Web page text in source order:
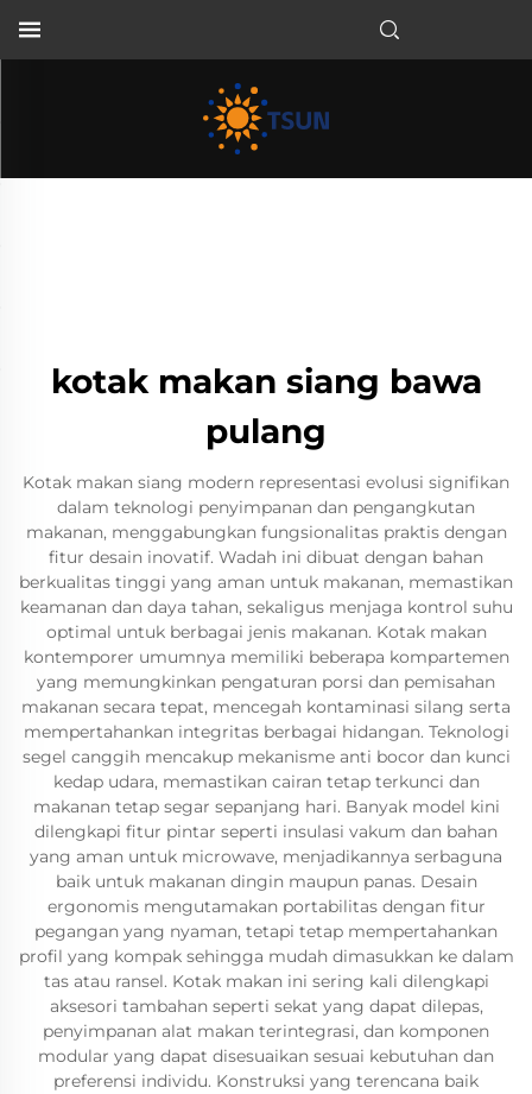
kotak makan siang bawa
pulang
Kotak makan siang modern representasi evolusi signifikan
dalam teknologi penyimpanan dan pengangkutan
makanan, menggabungkan fungsionalitas praktis dengan
fitur desain inovatif. Wadah ini dibuat dengan bahan
berkualitas tinggi yang aman untuk makanan, memastikan
keamanan dan daya tahan, sekaligus menjaga kontrol suhu
optimal untuk berbagai jenis makanan. Kotak makan
kontemporer umumnya memiliki beberapa kompartemen
yang memungkinkan pengaturan porsi dan pemisahan
makanan secara tepat, mencegah kontaminasi silang serta
mempertahankan integritas berbagai hidangan. Teknologi
segel canggih mencakup mekanisme anti bocor dan kunci
kedap udara, memastikan cairan tetap terkunci dan
makanan tetap segar sepanjang hari. Banyak model kini
dilengkapi fitur pintar seperti insulasi vakum dan bahan
yang aman untuk microwave, menjadikannya serbaguna
baik untuk makanan dingin maupun panas. Desain
ergonomis mengutamakan portabilitas dengan fitur
pegangan yang nyaman, tetapi tetap mempertahankan
profil yang kompak sehingga mudah dimasukkan ke dalam
tas atau ransel. Kotak makan ini sering kali dilengkapi
aksesori tambahan seperti sekat yang dapat dilepas,
penyimpanan alat makan terintegrasi, dan komponen
modular yang dapat disesuaikan sesuai kebutuhan dan
preferensi individu. Konstruksi yang terencana baik